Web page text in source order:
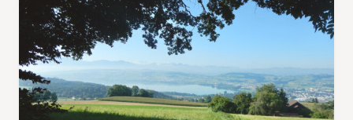
den Stockacher wieder zurück nach Sursee.